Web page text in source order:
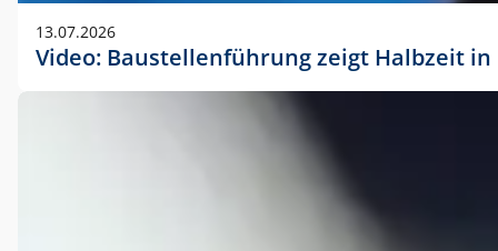
13.07.2026
Video: Baustellenführung zeigt Halbzeit